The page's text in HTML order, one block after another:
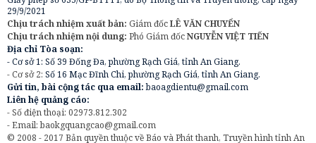
29/9/2021
Chịu trách nhiệm xuất bản: Giám đốcLÊ VĂN CHUYỂN
Chịu trách nhiệm nội dung: Phó Giám đốcNGUYỄN VIỆT TIẾN
Địa chỉ Tòa soạn:
- Cơ sở 1: Số 39 Đống Đa, phường Rạch Giá, tỉnh An Giang.
- Cơ sở 2: Số 16 Mạc Đĩnh Chi, phường Rạch Giá, tỉnh An Giang.
Gửi tin, bài cộng tác qua email:baoagdientu@gmail.com
Liên hệ quảng cáo:
- Số điện thoại: 02973.812.302
- Email:baokgquangcao@gmail.com
© 2008 - 2017 Bản quyền thuộc về Báo và Phát thanh, Truyền hình tỉnh An